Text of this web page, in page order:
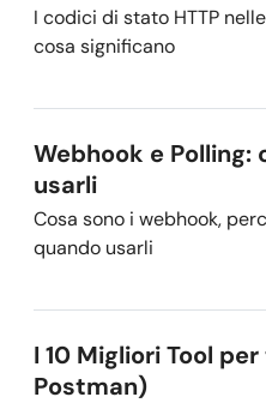
I codici di stato HTTP
cosa significano
Webhook e Polling:
usarli
Cosa sono i webhook,
quando usarli
I 10 Migliori Tool
Postman)